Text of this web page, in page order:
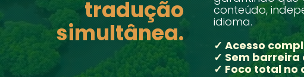
tradução
simultânea.
conteúdo,
idioma.
✓ Acesso
✓ Sem barreira
✓ Foco total no